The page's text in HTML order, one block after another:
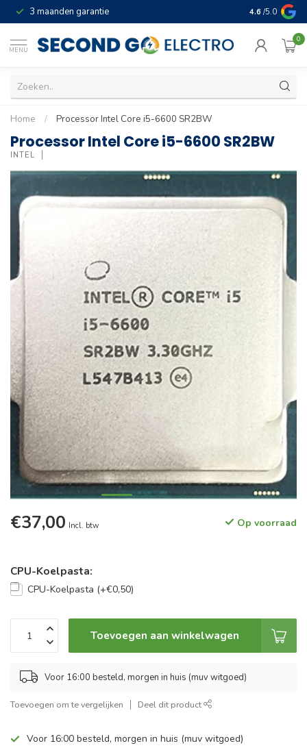
3 maanden garantie Geld terug
4.6 /5.0
MENU
0
Home / Processor Intel Core i5-6600 SR2BW
Processor Intel Core i5-6600 SR2BW
INTEL
€37,00 Incl. btw Op voorraad
CPU-Koelpasta:
CPU-Koelpasta (+€0,50)
Toevoegen aan winkelwagen
Voor 16:00 besteld, morgen in huis (muv witgoed)
Toevoegen om te vergelijken Deel dit product
Voor 16:00 besteld, morgen in huis (muv witgoed)